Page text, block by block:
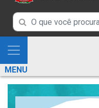
Campo
de
Busca
de
informações
Campo
de
de
informações
Mostra
e
Esconde
Menu
MENU